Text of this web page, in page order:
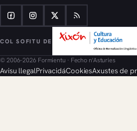
COL SOFITU DE
© 2006–2026 Formientu · Fecho n'Asturies
Avisu llegalPrivacidáCookiesAxustes de